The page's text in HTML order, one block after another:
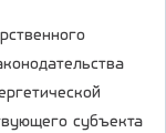
субъекта